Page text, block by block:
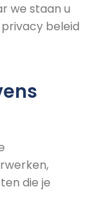
we staan u
beleid
die je